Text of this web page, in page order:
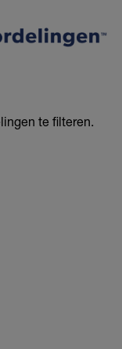
te filteren.